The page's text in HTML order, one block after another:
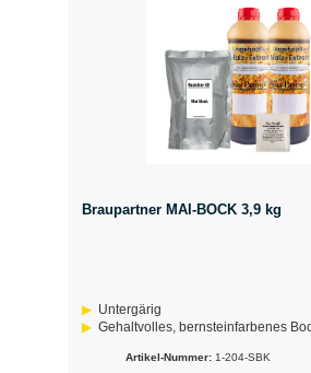
Braupartner MAI-BOCK 3,9 kg
Untergärig
Gehaltvolles, bernsteinfarbenes
Artikel-Nummer: 1-204-SBK